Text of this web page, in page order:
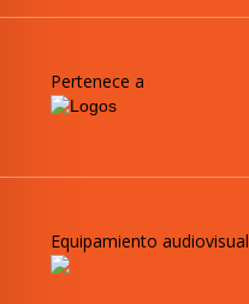
Pertenece a
Equipamiento audiovisual